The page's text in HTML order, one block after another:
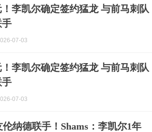
！李凯尔确定签约猛龙 与前马刺队
手
07-03
！李凯尔确定签约猛龙 与前马刺队
手
07-03
纳德联手！Shams：李凯尔1年